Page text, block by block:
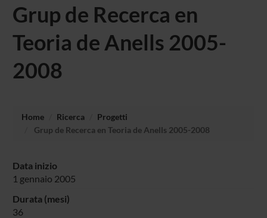
Grup de Recerca en
Teoria de Anells 2005-
2008
Home Ricerca
Progetti
Grup de Recerca en Teoria de Anells 2005-2008
Data inizio
1 gennaio 2005
Durata (mesi)
36